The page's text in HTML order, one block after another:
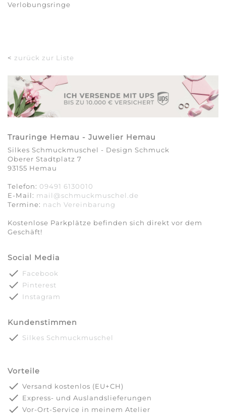
Verlobungsringe
< zurück zur Liste
Trauringe Hemau - Juwelier Hemau
Silkes Schmuckmuschel - Design Schmuck
Oberer Stadtplatz 7
93155 Hemau
Telefon: 09491 6130010
E-Mail: mail@schmuckmuschel.de
Termine: nach Vereinbarung​​​​​​​
Kostenlose Parkplätze befinden sich direkt vor dem
Geschäft!
Social Media
done Facebook
done Pinterest
done Instagram
Kundenstimmen
done Silkes Schmuckmuschel
Vorteile
done Versand kostenlos (EU+CH)
done Express- und Auslandslieferungen
done Vor-Ort-Service in meinem Atelier